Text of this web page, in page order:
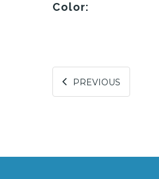
Color:
PREVIOUS